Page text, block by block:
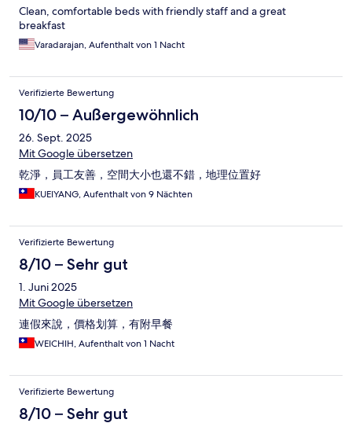
Clean, comfortable beds with friendly staff and a great
breakfast
Varadarajan, Aufenthalt von 1 Nacht
Verifizierte Bewertung
10/10 – Außergewöhnlich
26. Sept. 2025
Mit Google übersetzen
乾淨，員工友善，空間大小也還不錯，地理位置好
KUEIYANG, Aufenthalt von 9 Nächten
Verifizierte Bewertung
8/10 – Sehr gut
1. Juni 2025
Mit Google übersetzen
連假來說，價格划算，有附早餐
WEICHIH, Aufenthalt von 1 Nacht
Verifizierte Bewertung
8/10 – Sehr gut